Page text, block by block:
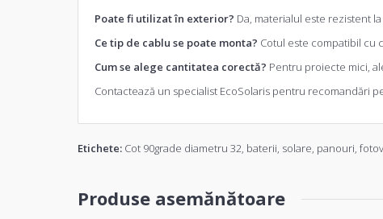
Poate fi utilizat în exterior? Da, materialul este rezistent
Ce tip de cablu se poate monta? Cotul este compatibil cu
Cum se alege cantitatea corectă? Pentru proiecte mici,
Contactează un specialist EcoSolaris pentru recomandări
Etichete: Cot 90grade diametru 32, baterii, solare, panouri,
Produse asemănătoare